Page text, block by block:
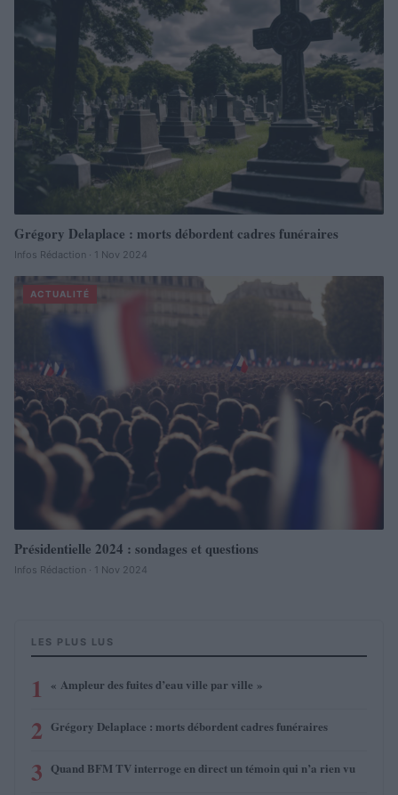
Grégory Delaplace : morts débordent cadres funéraires
Infos Rédaction · 1 Nov 2024
ACTUALITÉ
Présidentielle 2024 : sondages et questions
Infos Rédaction · 1 Nov 2024
LES PLUS LUS
1 « Ampleur des fuites d’eau ville par ville »
2 Grégory Delaplace : morts débordent cadres funéraires
3 Quand BFM TV interroge en direct un témoin qui n’a rien vu